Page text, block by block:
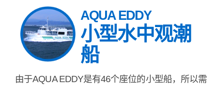
AQUA EDDY
小型水中观潮
船
由于AQUA EDDY是有46个座位的小型船，所以需